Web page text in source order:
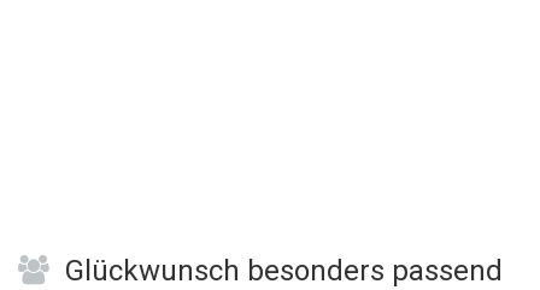
Glückwunsch besonders passend